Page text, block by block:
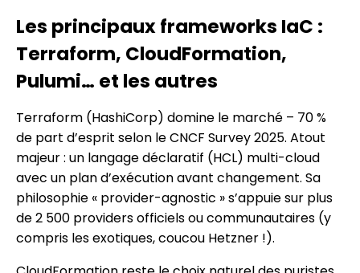
Les principaux frameworks IaC :
Terraform, CloudFormation,
Pulumi… et les autres
Terraform (HashiCorp) domine le marché – 70 %
de part d’esprit selon le CNCF Survey 2025. Atout
majeur : un langage déclaratif (HCL) multi-cloud
avec un plan d’exécution avant changement. Sa
philosophie « provider-agnostic » s’appuie sur plus
de 2 500 providers officiels ou communautaires (y
compris les exotiques, coucou Hetzner !).